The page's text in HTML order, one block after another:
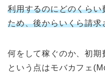
利用するのにどのくら
ため、後からいくら請
何をして稼ぐのか、初
という点はモバカフェ